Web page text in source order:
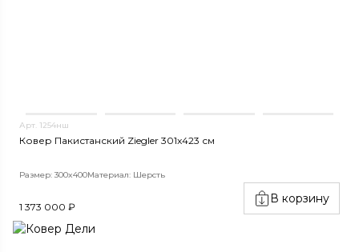
Арт. 1254нш
Ковер Пакистанский Ziegler 301x423 см
Размер: 300x400Материал: Шерсть
1 373 000 ₽
В корзину